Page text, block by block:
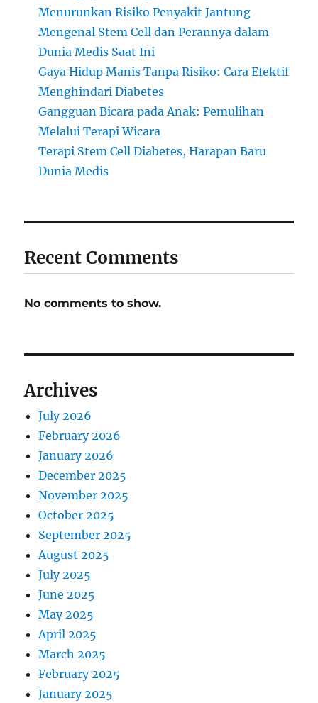
Menurunkan Risiko Penyakit Jantung
Mengenal Stem Cell dan Perannya dalam
Dunia Medis Saat Ini
Gaya Hidup Manis Tanpa Risiko: Cara Efektif
Menghindari Diabetes
Gangguan Bicara pada Anak: Pemulihan
Melalui Terapi Wicara
Terapi Stem Cell Diabetes, Harapan Baru
Dunia Medis
Recent Comments
No comments to show.
Archives
July 2026
February 2026
January 2026
December 2025
November 2025
October 2025
September 2025
August 2025
July 2025
June 2025
May 2025
April 2025
March 2025
February 2025
January 2025